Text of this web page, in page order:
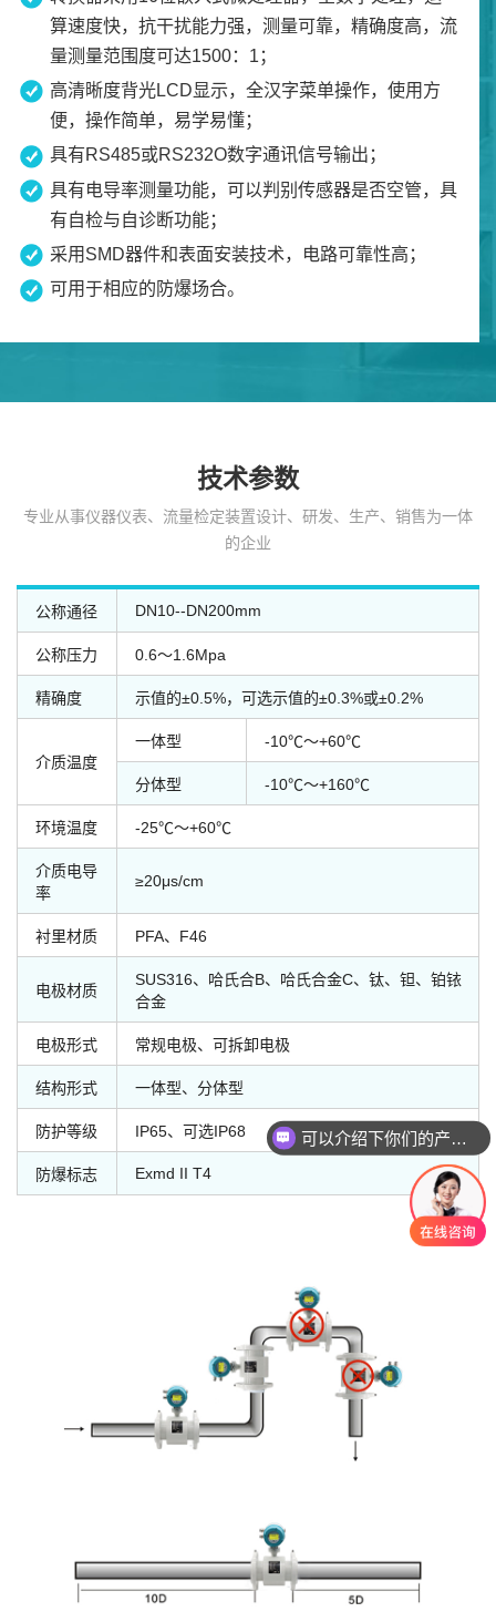
算速度快，抗干扰能力强，测量可靠，精确度高，流
量测量范围度可达1500：1；
高清晰度背光LCD显示，全汉字菜单操作，使用方
便，操作简单，易学易懂；
具有RS485或RS232O数字通讯信号输出；
具有电导率测量功能，可以判别传感器是否空管，具
有自检与自诊断功能；
采用SMD器件和表面安装技术，电路可靠性高；
可用于相应的防爆场合。
技术参数
专业从事仪器仪表、流量检定装置设计、研发、生产、销售为一体
的企业
公称通径 DN10--DN200mm
公称压力 0.6～1.6Mpa
精确度 示值的±0.5%，可选示值的±0.3%或±0.2%
介质温度
一体型 -10℃～+60℃
分体型 -10℃～+160℃
环境温度 -25℃～+60℃
介质电导
率
≥20μs/cm
衬里材质 PFA、F46
电极材质
SUS316、哈氏合B、哈氏合金C、钛、钽、铂铱
合金
电极形式 常规电极、可拆卸电极
结构形式 一体型、分体型
防护等级 IP65、可选IP68
防爆标志 Exmd II T4
你们是怎么收费的呢